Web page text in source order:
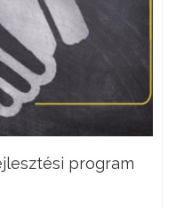
program